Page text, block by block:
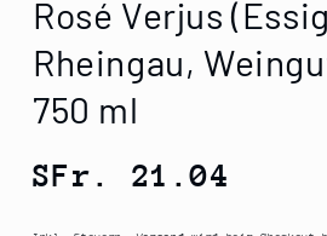
Rosé Verjus
Rheingau,
750 ml
Normaler
SFr. 21.04